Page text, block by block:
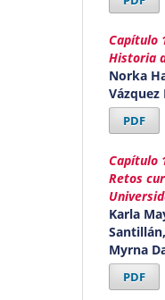
Capítulo
Historia
Norka
Vázquez
PDF
Capítulo
Retos
Karla
Myrna
PDF